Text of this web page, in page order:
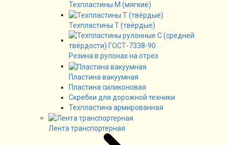
Техпластины М (мягкие)
Техпластины Т (твёрдые)
Резина в рулонах на отрез
Пластина вакуумная
Пластина силиконовая
Скребки для дорожной техники
Техпластина армированная
Лента транспортерная